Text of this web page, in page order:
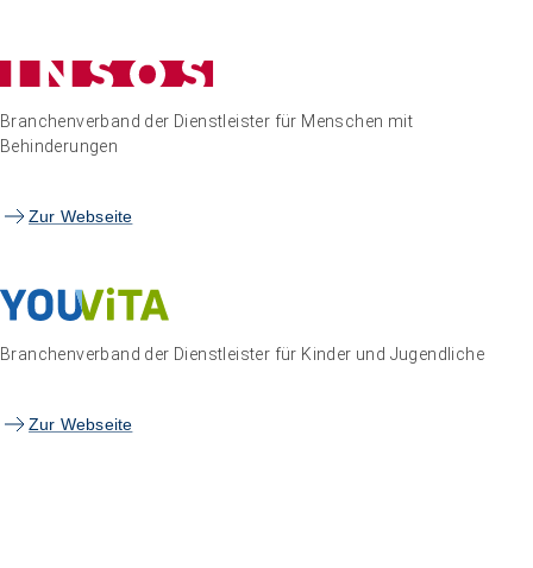
Branchenverband der Dienstleister für Menschen mit
Behinderungen
Zur Webseite
Branchenverband der Dienstleister für Kinder und Jugendliche
Zur Webseite